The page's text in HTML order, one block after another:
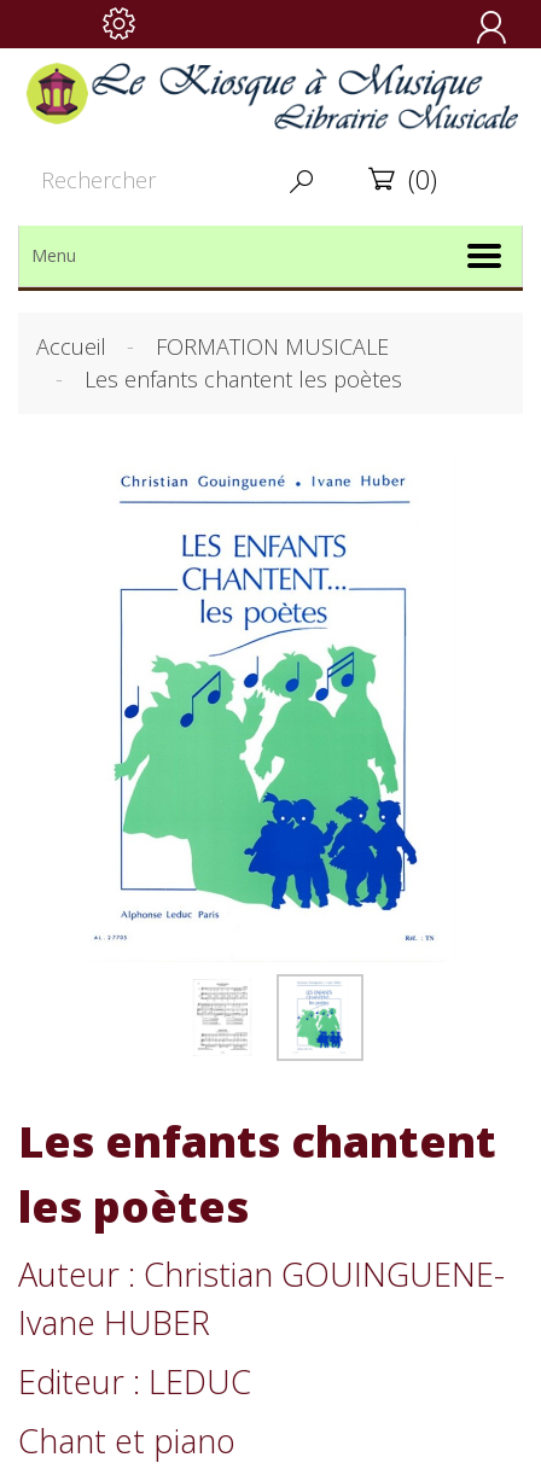

  (0)
Menu
Accueil
FORMATION MUSICALE
Les enfants chantent les poètes
Les enfants chantent
les poètes
Auteur : Christian GOUINGUENE-
Ivane HUBER
Editeur : LEDUC
Chant et piano